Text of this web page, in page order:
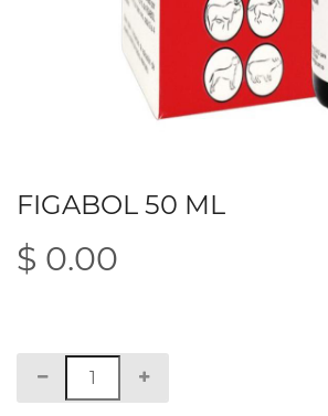
FIGABOL 50 ML
$ 0.00